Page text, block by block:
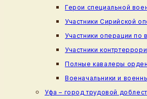
Герои специальной
Участники Сирийской
Участники операции по
Участники
Полные кавалеры
Военачальники и
Уфа – город трудовой